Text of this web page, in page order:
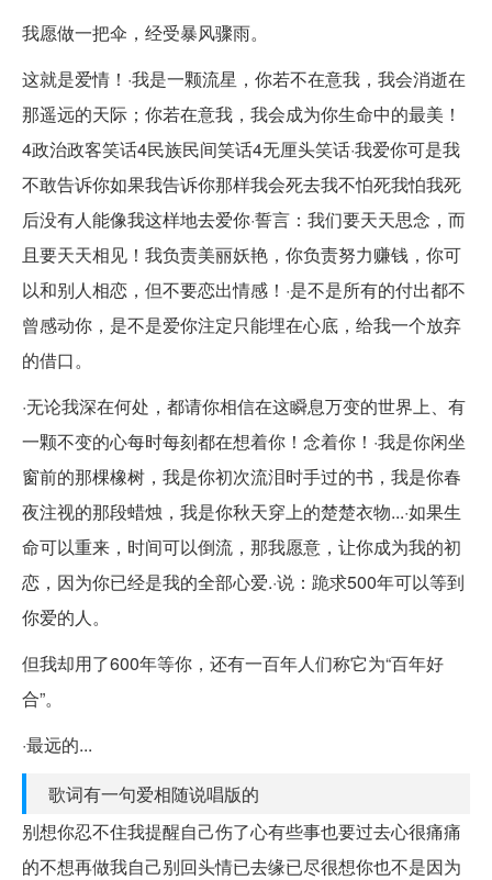
我愿做一把伞，经受暴风骤雨。
这就是爱情！·我是一颗流星，你若不在意我，我会消逝在
那遥远的天际；你若在意我，我会成为你生命中的最美！
4政治政客笑话4民族民间笑话4无厘头笑话·我爱你可是我
不敢告诉你如果我告诉你那样我会死去我不怕死我怕我死
后没有人能像我这样地去爱你·誓言：我们要天天思念，而
且要天天相见！我负责美丽妖艳，你负责努力赚钱，你可
以和别人相恋，但不要恋出情感！·是不是所有的付出都不
曾感动你，是不是爱你注定只能埋在心底，给我一个放弃
的借口。
·无论我深在何处，都请你相信在这瞬息万变的世界上、有
一颗不变的心每时每刻都在想着你！念着你！·我是你闲坐
窗前的那棵橡树，我是你初次流泪时手过的书，我是你春
夜注视的那段蜡烛，我是你秋天穿上的楚楚衣物...·如果生
命可以重来，时间可以倒流，那我愿意，让你成为我的初
恋，因为你已经是我的全部心爱.·说：跪求500年可以等到
你爱的人。
但我却用了600年等你，还有一百年人们称它为“百年好
合”。
·最远的...
歌词有一句爱相随说唱版的
别想你忍不住我提醒自己伤了心有些事也要过去心很痛痛
的不想再做我自己别回头情已去缘已尽很想你也不是因为